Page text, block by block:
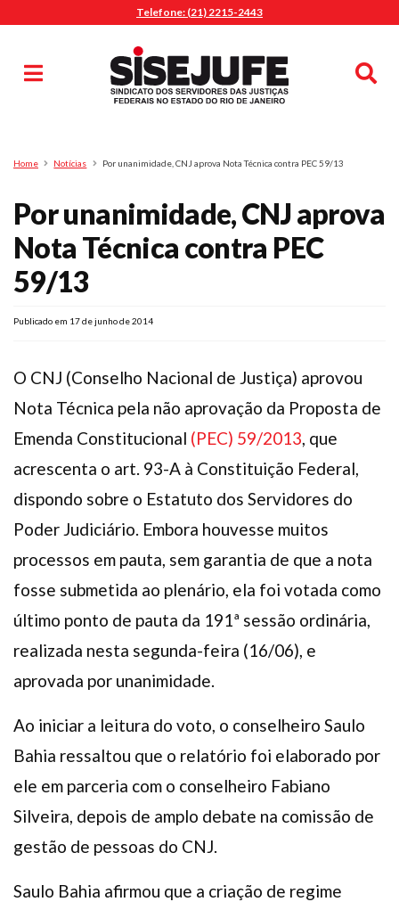
Telefone: (21) 2215-2443
Pesquisa
Home Notícias Por unanimidade, CNJ aprova Nota Técnica contra PEC 59/13
Por unanimidade, CNJ aprova
Nota Técnica contra PEC
59/13
Publicado em 17 de junho de 2014
O CNJ (Conselho Nacional de Justiça) aprovou
Nota Técnica pela não aprovação da Proposta de
Emenda Constitucional (PEC) 59/2013, que
acrescenta o art. 93-A à Constituição Federal,
dispondo sobre o Estatuto dos Servidores do
Poder Judiciário. Embora houvesse muitos
processos em pauta, sem garantia de que a nota
fosse submetida ao plenário, ela foi votada como
último ponto de pauta da 191ª sessão ordinária,
realizada nesta segunda-feira (16/06), e
aprovada por unanimidade.
Ao iniciar a leitura do voto, o conselheiro Saulo
Bahia ressaltou que o relatório foi elaborado por
ele em parceria com o conselheiro Fabiano
Silveira, depois de amplo debate na comissão de
gestão de pessoas do CNJ.
Saulo Bahia afirmou que a criação de regime
MENU
Sindicalize-se
Diretoria
O Sindicato
Agenda
Casa do Alto
Sede Campestre
Gympass Wellhub
Plano de Saúde
Assistência Funeral
Pós-graduação
FacebookInstagramTwitter Youtube TikTok Whatsapp